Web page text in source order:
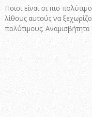
Ποιοι είναι οι πιο
λίθους αυτούς να
πολύτιμους;